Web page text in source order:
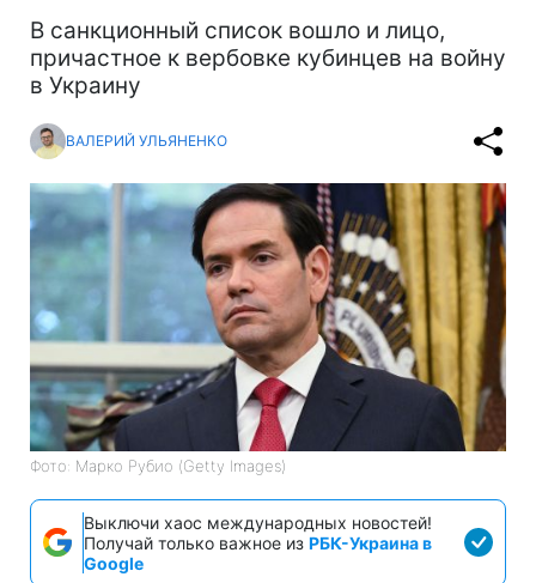
В санкционный список вошло и лицо,
причастное к вербовке кубинцев на войну
в Украину
ВАЛЕРИЙ УЛЬЯНЕНКО
Фото: Марко Рубио (Getty Images)
Выключи хаос международных новостей!
Получай только важное из РБК-Украина в
Google